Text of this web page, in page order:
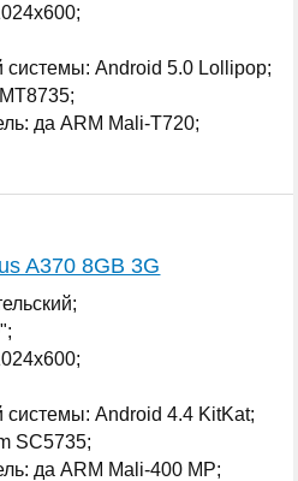
системы: Android 5.0 Lollipop;
да ARM Mali-T720;
A370 8GB 3G
системы: Android 4.4 KitKat;
SC5735;
да ARM Mali-400 MP;